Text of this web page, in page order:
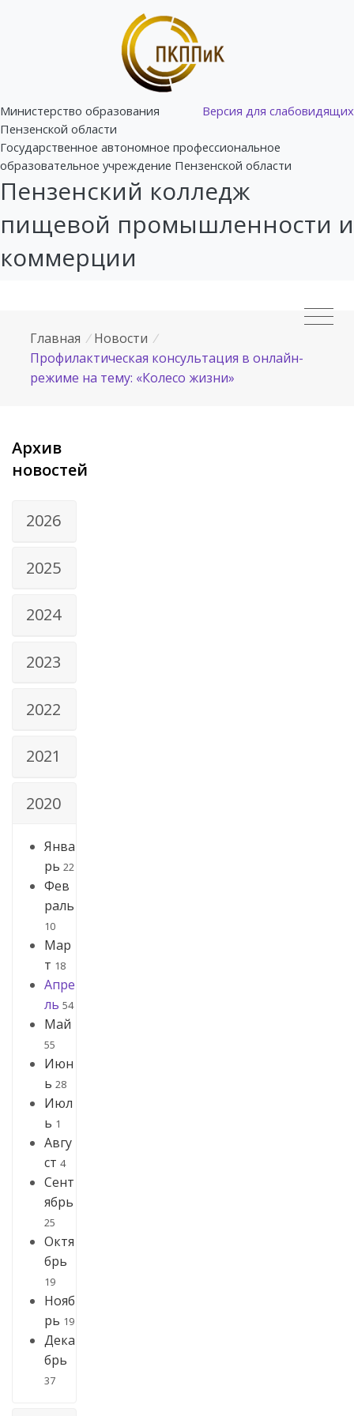
Версия для слабовидящих
Министерство образования
Пензенской области
Государственное автономное профессиональное
образовательное учреждение Пензенской области
Пензенский колледж
пищевой промышленности и
коммерции
Главная / Новости /
Профилактическая консультация в онлайн-
режиме на тему: «Колесо жизни»
Архив
новостей
2026
2025
2024
2023
2022
2021
2020
Янва
рь 22
Фев
раль
10
Мар
т 18
Апре
ль 54
Май
55
Июн
ь 28
Июл
ь 1
Авгу
ст 4
Сент
ябрь
25
Октя
брь
19
Нояб
рь 19
Дека
брь
37